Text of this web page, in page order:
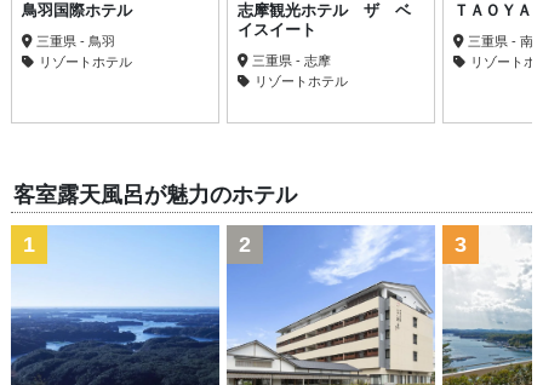
鳥羽国際ホテル
三重県 - 鳥羽
リゾートホテル
志摩観光ホテル ザ ベ
イスイート
三重県 - 志摩
リゾートホテル
ＴＡＯＹ
三重県 - 南
リゾートホ
客室露天風呂が魅力のホテル
1 2 3